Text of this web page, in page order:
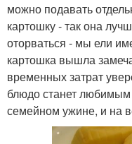
можно подавать
картошку - так она
оторваться - мы ели
картошка вышла
временных затрат
блюдо станет
семейном ужине, и на